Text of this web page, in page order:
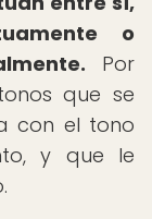
o
Por
que se
con el tono
y que le